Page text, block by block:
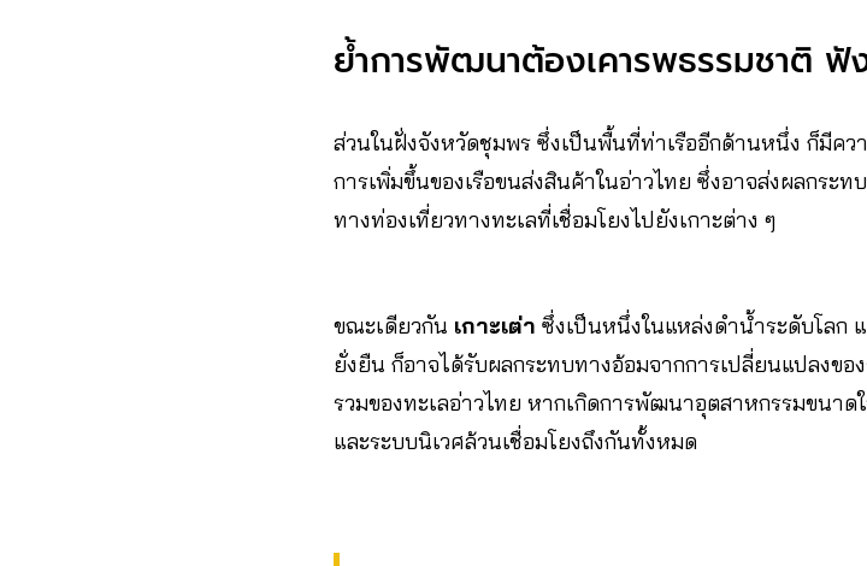
ย้ำการพัฒนาต้องเคารพธรรมชาติ ฟั
ส่วนในฝั่งจังหวัดชุมพร ซึ่งเป็นพื้นที่ท่าเรืออีกด้านหนึ่ง ก็มีคว
การเพิ่มขึ้นของเรือขนส่งสินค้าในอ่าวไทย ซึ่งอาจส่งผลกระ
ทางท่องเที่ยวทางทะเลที่เชื่อมโยงไปยังเกาะต่าง ๆ
ขณะเดียวกัน เกาะเต่า ซึ่งเป็นหนึ่งในแหล่งดำน้ำระดับโลก
ยั่งยืน ก็อาจได้รับผลกระทบทางอ้อมจากการเปลี่ยนแปลงขอ
รวมของทะเลอ่าวไทย หากเกิดการพัฒนาอุตสาหกรรมขนา
และระบบนิเวศล้วนเชื่อมโยงถึงกันทั้งหมด